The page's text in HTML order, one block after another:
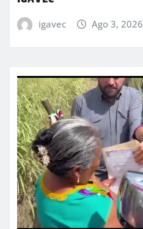
igavec Ago 3, 2026